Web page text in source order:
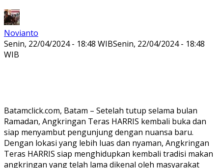
Novianto
Senin, 22/04/2024 - 18:48 WIBSenin, 22/04/2024 - 18:48
WIB
Batamclick.com, Batam – Setelah tutup selama bulan
Ramadan, Angkringan Teras HARRIS kembali buka dan
siap menyambut pengunjung dengan nuansa baru.
Dengan lokasi yang lebih luas dan nyaman, Angkringan
Teras HARRIS siap menghidupkan kembali tradisi makan
angkringan yang telah lama dikenal oleh masyarakat